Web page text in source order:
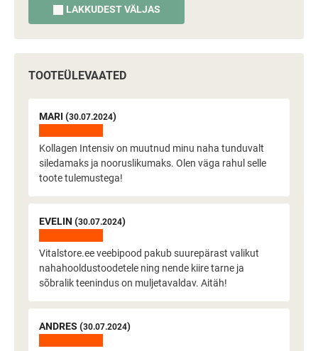
LAKKUDEST VÄLJAS
TOOTEÜLEVAATED
MARI (30.07.2024)
Kollagen Intensiv on muutnud minu naha tunduvalt
siledamaks ja nooruslikumaks. Olen väga rahul selle
toote tulemustega!
EVELIN (30.07.2024)
Vitalstore.ee veebipood pakub suurepärast valikut
nahahooldustoodetele ning nende kiire tarne ja
sõbralik teenindus on muljetavaldav. Aitäh!
ANDRES (30.07.2024)